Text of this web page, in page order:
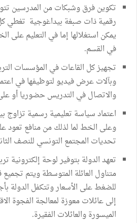
تكوين فرق وشبكات من المدرسين
رقمية ذات صبغة بيداغوجية تغطي كلّ
يمكن استغلالها إما في التعليم على
في القسم.
تجهيز كل القاعات في المؤسسات
وبآلات عرض فيديو لتوظيفها في
والاتصال في التدريس حضوريا أو
اعتماد سياسة تعليمية رسمية تزاوج
وعلى الخط لما لذلك من منافع تعود
تحديات المجتمع التونسي للنصف
تعهد الدولة بتوفير لوحة إلكترونية
متناول العائلة المتوسطة ويتم
للضغط على الأسعار وتتكفل الدولة
إلى عائلات معوزة لمعالجة الفجوة
الميسورة والعائلات الفقيرة.